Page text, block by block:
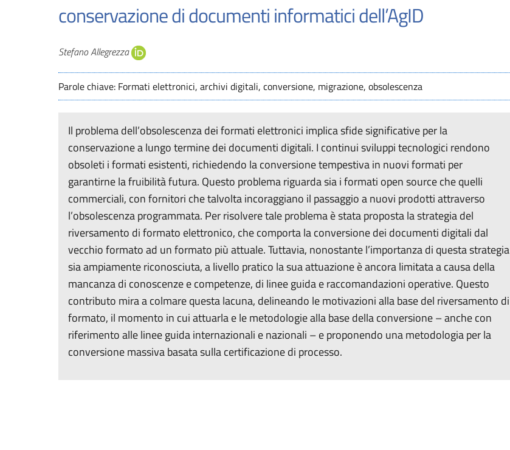
conservazione di documenti informatici dell’AgID
Autori
Stefano Allegrezza
Parole chiave: Formati elettronici, archivi digitali, conversione, migrazione, obsolescenza
Il problema dell’obsolescenza dei formati elettronici implica sfide significative per la
conservazione a lungo termine dei documenti digitali. I continui sviluppi tecnologici rendono
obsoleti i formati esistenti, richiedendo la conversione tempestiva in nuovi formati per
garantirne la fruibilità futura. Questo problema riguarda sia i formati open source che quelli
commerciali, con fornitori che talvolta incoraggiano il passaggio a nuovi prodotti attraverso
l’obsolescenza programmata. Per risolvere tale problema è stata proposta la strategia del
riversamento di formato elettronico, che comporta la conversione dei documenti digitali dal
vecchio formato ad un formato più attuale. Tuttavia, nonostante l’importanza di questa strategia
sia ampiamente riconosciuta, a livello pratico la sua attuazione è ancora limitata a causa della
mancanza di conoscenze e competenze, di linee guida e raccomandazioni operative. Questo
contributo mira a colmare questa lacuna, delineando le motivazioni alla base del riversamento di
formato, il momento in cui attuarla e le metodologie alla base della conversione – anche con
riferimento alle linee guida internazionali e nazionali – e proponendo una metodologia per la
conversione massiva basata sulla certificazione di processo.